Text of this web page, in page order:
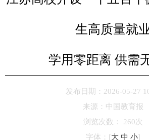
生高质量就
学用零距离 供需
发布日期：2026-05-27
来源： 中国教育报
浏览次数：
260次
字体： [大 中 小]